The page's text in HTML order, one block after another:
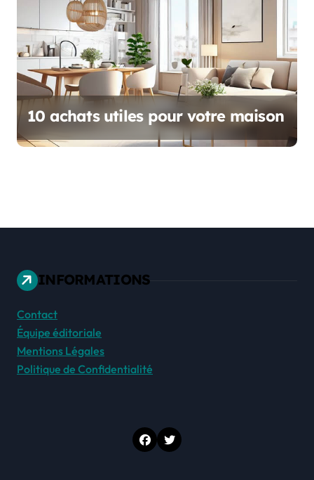
10 achats utiles pour votre maison
INFORMATIONS
Contact
Équipe éditoriale
Mentions Légales
Politique de Confidentialité